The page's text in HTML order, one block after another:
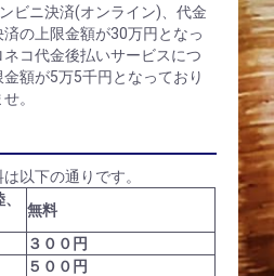
ビニ決済(オンライン)、代金
の上限金額が30万円となっ
コ代金後払いサービスにつ
額が5万5千円となっており
。
以下の通りです。
無料
３００円
５００円